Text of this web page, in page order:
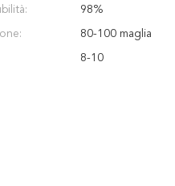
98%
80-100 maglia
8-10